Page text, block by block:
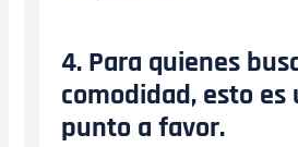
4. Para quienes
comodidad, esto es
punto a favor.